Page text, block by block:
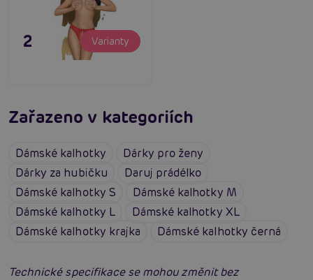
295 Kč Varianty
Zařazeno v kategoriích
Dámské kalhotky
Dárky pro ženy
Dárky za hubičku
Daruj prádélko
Dámské kalhotky S
Dámské kalhotky M
Dámské kalhotky L
Dámské kalhotky XL
Dámské kalhotky krajka
Dámské kalhotky černá
Technické specifikace se mohou změnit bez